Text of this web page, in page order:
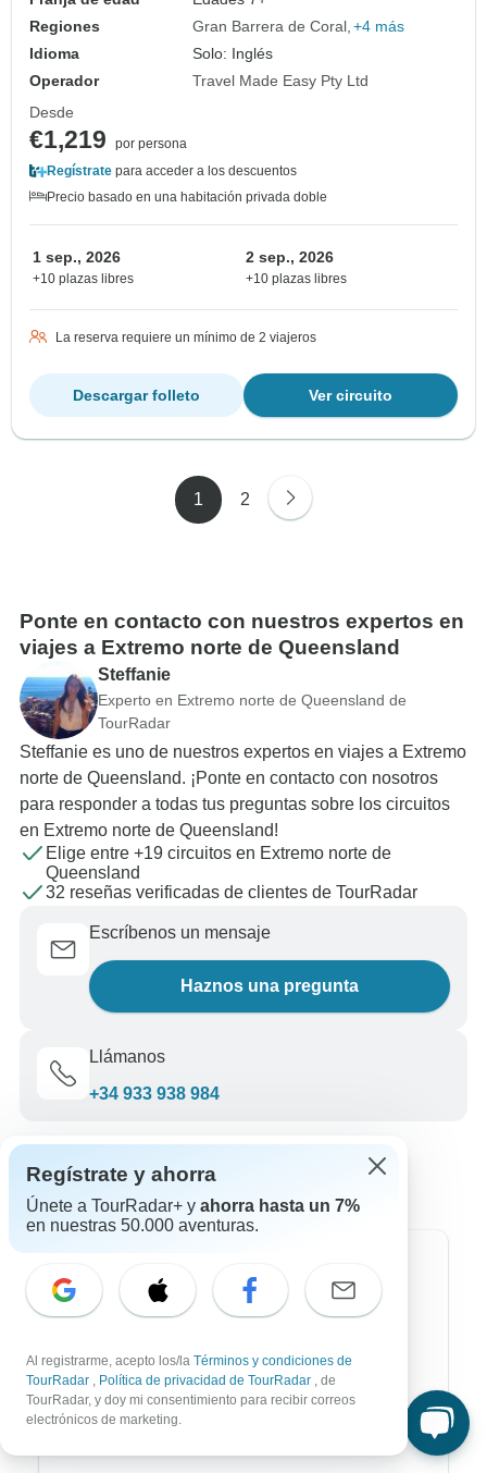
Regiones
Gran Barrera de Coral +4 más
Idioma
Solo: Inglés
Operador
Travel Made Easy Pty Ltd
Desde
€1,219
por persona
Regístrate para acceder a los descuentos
Precio basado en una habitación privada doble
1 sep., 2026
+10 plazas libres
2 sep., 2026
+10 plazas libres
La reserva requiere un mínimo de 2 viajeros
Ver circuito
Descargar folleto
1 2
Ponte en contacto con nuestros expertos en
viajes a Extremo norte de Queensland
Steffanie
Experto en Extremo norte de Queensland de
TourRadar
Steffanie es uno de nuestros expertos en viajes a Extremo
norte de Queensland. ¡Ponte en contacto con nosotros
para responder a todas tus preguntas sobre los circuitos
en Extremo norte de Queensland!
Elige entre +19 circuitos en Extremo norte de
Queensland
32 reseñas verificadas de clientes de TourRadar
Escríbenos un mensaje
Haznos una pregunta
Llámanos
+34 933 938 984
África
Asia
Australia / Oceanía
Regístrate y ahorra
Únete a TourRadar+ y ahorra hasta un 7%
en nuestras 50.000 aventuras.
Al registrarme, acepto los/la Términos y condiciones de
TourRadar , Política de privacidad de TourRadar , de
TourRadar, y doy mi consentimiento para recibir correos
electrónicos de marketing.